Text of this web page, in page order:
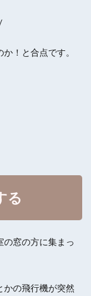
！と合点です。
る
の窓の方に集まっ
かの飛行機が突然